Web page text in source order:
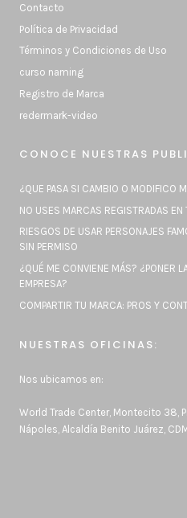
Contacto
Política de Privacidad
Términos y Condiciones de Uso
curso naming
Registro de Marca
redermark-video
CONOCE NUESTRAS
¿QUE PASA SI CAMBIO O MODIFICO
NO USES MARCAS REGISTRADAS
RIESGOS DE USAR PERSONAJES
SIN PERMISO
¿QUÉ ME CONVIENE MÁS? ¿PONER
EMPRESA?
COMPARTIR TU MARCA: PROS Y
NUESTRAS OFICINAS:
Nos ubicamos en:
World Trade Center, Montecito 38,
Nápoles, Alcaldía Benito Juárez,